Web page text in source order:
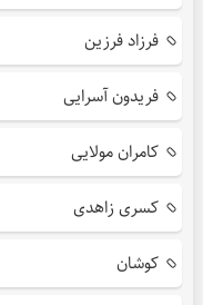
فرزاد فرزین
فریدون آسرایی
کامران مولایی
کسری زاهدی
کوشان